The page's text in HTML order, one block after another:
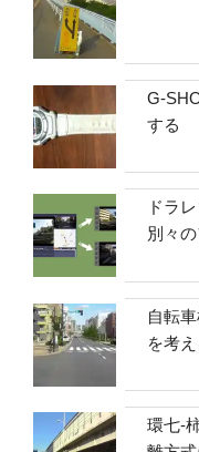
G-
する
ドラ
別々
自転
を考え
環七-